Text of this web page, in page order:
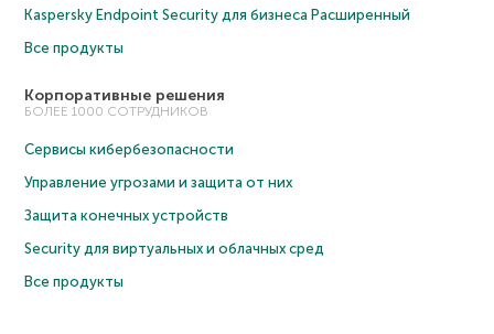
Kaspersky Endpoint Security для бизнеса Расширенный
Все продукты
Корпоративные решения
БОЛЕЕ 1000 СОТРУДНИКОВ
Сервисы кибербезопасности
Управление угрозами и защита от них
Защита конечных устройств
Security для виртуальных и облачных сред
Все продукты